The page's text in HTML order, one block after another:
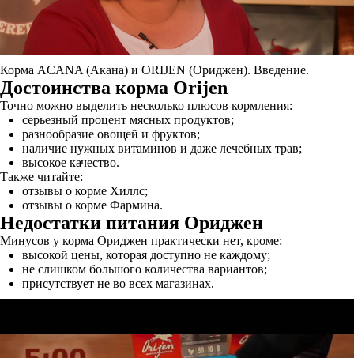
Корма ACANA (Акана) и ORIJEN (Ориджен). Введение.
Достоинства корма Orijen
Точно можно выделить несколько плюсов кормления:
серьезный процент мясных продуктов;
разнообразие овощей и фруктов;
наличие нужных витаминов и даже лечебных трав;
высокое качество.
Также читайте:
отзывы о корме Хиллс;
отзывы о корме Фармина.
Недостатки питания Ориджен
Минусов у корма Ориджен практически нет, кроме:
высокой цены, которая доступно не каждому;
не слишком большого количества вариантов;
присутствует не во всех магазинах.